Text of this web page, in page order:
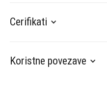
Cerifikati
Koristne povezave